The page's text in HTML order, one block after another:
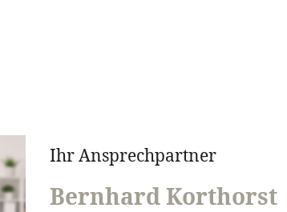
Ihr Ansprechpartner
Bernhard Korthorst